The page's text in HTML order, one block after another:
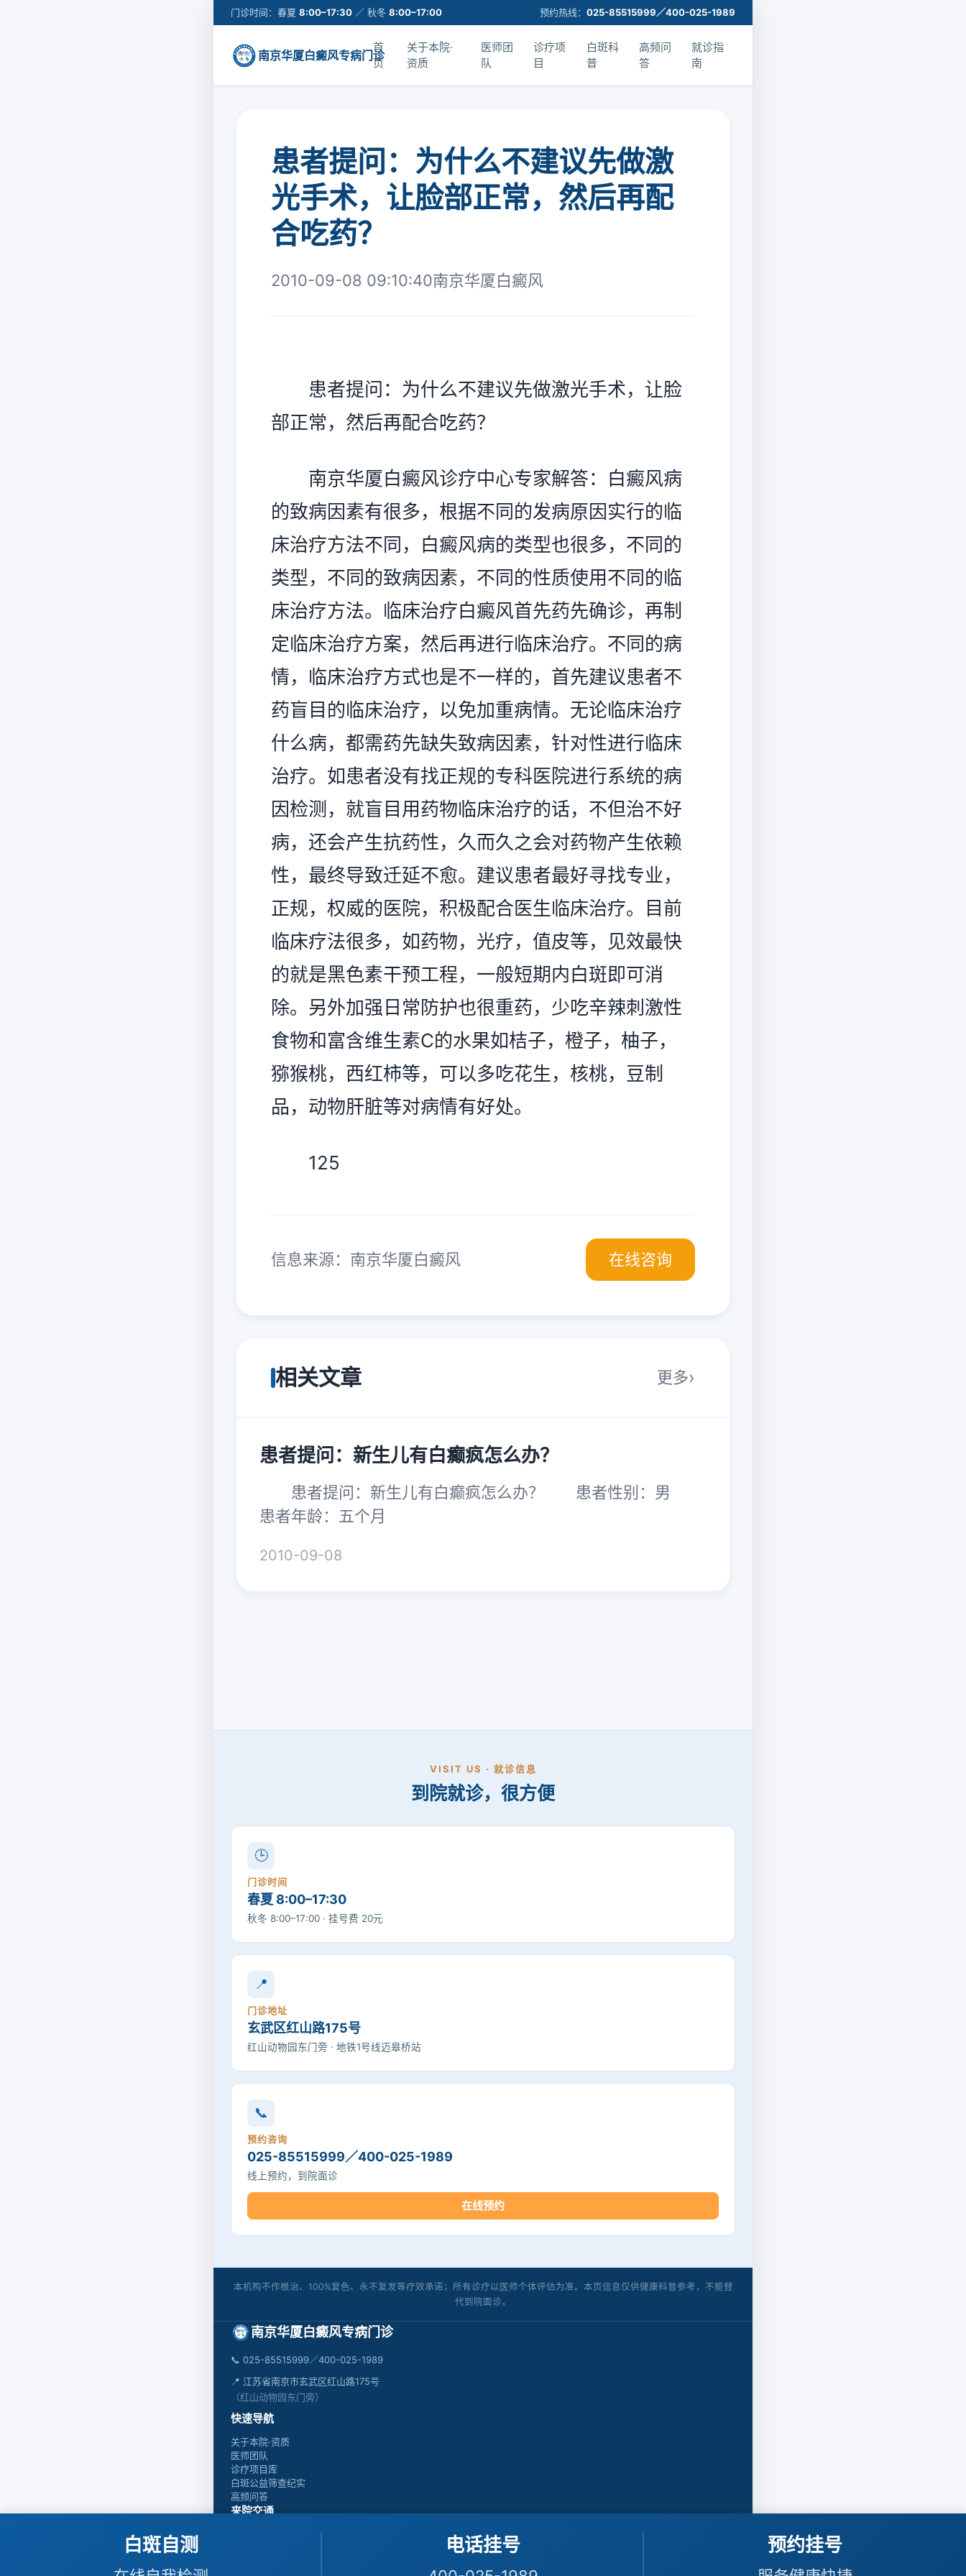
门诊时间：春夏 8:00–17:30 ／ 秋冬 8:00–17:00 预约热线： 025-85515999／400-025-1989
南京华厦白癜风专病门诊
首
页
关于本院·
资质
医师团
队
诊疗项
目
白斑科
普
高频问
答
就诊指
南
患者提问：为什么不建议先做激
光手术，让脸部正常，然后再配
合吃药？
2010-09-08 09:10:40南京华厦白癜风
患者提问：为什么不建议先做激光手术，让脸
部正常，然后再配合吃药？
南京华厦白癜风诊疗中心专家解答：白癜风病
的致病因素有很多，根据不同的发病原因实行的临
床治疗方法不同，白癜风病的类型也很多，不同的
类型，不同的致病因素，不同的性质使用不同的临
床治疗方法。临床治疗白癜风首先药先确诊，再制
定临床治疗方案，然后再进行临床治疗。不同的病
情，临床治疗方式也是不一样的，首先建议患者不
药盲目的临床治疗，以免加重病情。无论临床治疗
什么病，都需药先缺失致病因素，针对性进行临床
治疗。如患者没有找正规的专科医院进行系统的病
因检测，就盲目用药物临床治疗的话，不但治不好
病，还会产生抗药性，久而久之会对药物产生依赖
性，最终导致迁延不愈。建议患者最好寻找专业，
正规，权威的医院，积极配合医生临床治疗。目前
临床疗法很多，如药物，光疗，值皮等，见效最快
的就是黑色素干预工程，一般短期内白斑即可消
除。另外加强日常防护也很重药，少吃辛辣刺激性
食物和富含维生素C的水果如桔子，橙子，柚子，
猕猴桃，西红柿等，可以多吃花生，核桃，豆制
品，动物肝脏等对病情有好处。
125
信息来源：南京华厦白癜风 在线咨询
相关文章 更多
患者提问：新生儿有白癫疯怎么办？
患者提问：新生儿有白癫疯怎么办？ 患者性别：男
患者年龄：五个月
2010-09-08
白斑自测 电话挂号 预约挂号
VISIT US · 就诊信息
到院就诊，很方便
🕒
门诊时间
春夏 8:00–17:30
秋冬 8:00–17:00 · 挂号费 20元
📍
门诊地址
玄武区红山路175号
红山动物园东门旁 · 地铁1号线迈皋桥站
📞
预约咨询
025-85515999／400-025-1989
线上预约，到院面诊
在线预约
本机构不作根治、100%复色、永不复发等疗效承诺；所有诊疗以医师个体评估为准。本页信息仅供健康科普参考，不能替
代到院面诊。
南京华厦白癜风专病门诊
📞 025-85515999／400-025-1989
📍 江苏省南京市玄武区红山路175号
（红山动物园东门旁）
快速导航
关于本院·资质
医师团队
诊疗项目库
白斑公益筛查纪实
高频问答
来院交通
南京站 → 地铁1号线迈皋桥站，步行约1000米
南京南站 → 地铁3号线至新庄站转40路至红山森林动物园